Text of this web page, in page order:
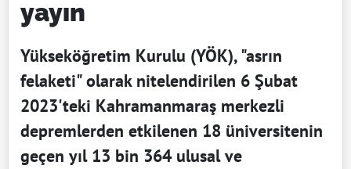
yayın
Yükseköğretim Kurulu (YÖK), "asrın
felaketi" olarak nitelendirilen 6 Şubat
2023'teki Kahramanmaraş merkezli
depremlerden etkilenen 18 üniversitenin
geçen yıl 13 bin 364 ulusal ve